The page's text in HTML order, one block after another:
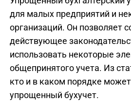
для малых предприятий и
организаций. Он позволяет
действующее
использовать некоторые
общепринятого учета. Из
кто и в каком порядке
упрощенный бухучет.